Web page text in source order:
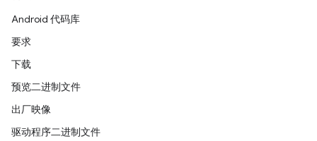
Android 代码库
要求
下载
预览二进制文件
出厂映像
驱动程序二进制文件